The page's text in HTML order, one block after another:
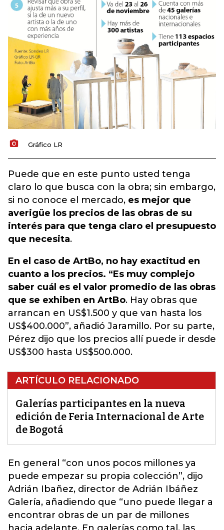
Gráfico LR
Puede que en este punto usted tenga
claro lo que busca con la obra; sin embargo,
si no conoce el mercado, es mejor que
averigüe los precios de las obras de su
interés para que tenga claro el presupuesto
que necesita.
En el caso de ArtBo, no hay exactitud en
cuanto a los precios. “Es muy complejo
saber cuál es el valor promedio de las obras
que se exhiben en ArtBo. Hay obras que
arrancan en US$1.500 y que van hasta los
US$400.000”, añadió Jaramillo. Por su parte,
Pérez dijo que los precios allí puede ir desde
US$300 hasta US$500.000.
ARTÍCULO RELACIONADO
Galerías participantes en la nueva
edición de Feria Internacional de Arte
de Bogotá
En general “con unos pocos millones ya
puede empezar su propia colección”, dijo
Adrián Ibañez, director de Adrián Ibáñez
Galería, añadiendo que “uno puede llegar a
encontrar obras de un par de millones